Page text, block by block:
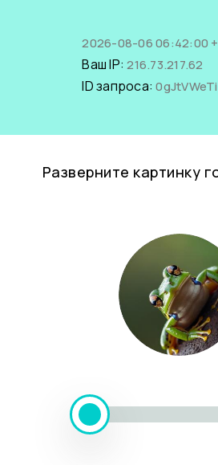
2026-08-06 06:42:00
Ваш IP:216.73.217.62
ID запроса:
Разверните картинку